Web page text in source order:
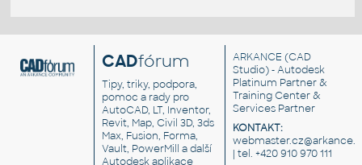
CADfórum
Tipy, triky, podpora,
pomoc a rady pro
AutoCAD, LT, Inventor,
Revit, Map, Civil 3D, 3ds
Max, Fusion, Forma,
Vault, PowerMill a další
Autodesk aplikace
ARKANCE (CAD
Studio) - Autodesk
Platinum Partner &
Training Center &
Services Partner
KONTAKT:
| tel. +420 910 970 111